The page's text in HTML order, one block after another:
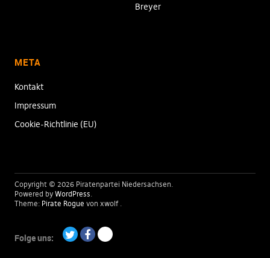
Breyer
META
Kontakt
Impressum
Cookie-Richtlinie (EU)
Copyright © 2026 Piratenpartei Niedersachsen
Powered by WordPress
Theme: Pirate Rogue von xwolf
Folge uns: